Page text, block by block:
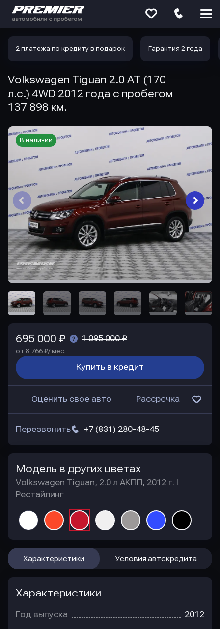
2 платежа по кредиту в подарок Гарантия 2 года
Volkswagen Tiguan 2.0 AT (170
л.с.) 4WD 2012 года с пробегом
137 898 км.
В наличии
695 000 ₽ 1 095 000 ₽
от 8 766 ₽/ мес.
Купить в кредит
Оценить свое авто Рассрочка
+7 (831) 280-48-45
Перезвонить
Модель в других цветах
Volkswagen Tiguan, 2.0 л АКПП, 2012 г. I
Рестайлинг
Характеристики Условия автокредита
Характеристики
Год выпуска 2012